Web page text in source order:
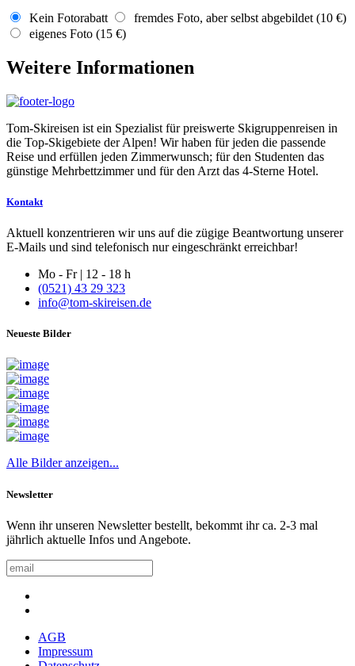
Kein Fotorabatt
fremdes Foto, aber selbst abgebildet (10 €)
eigenes Foto (15 €)
Weitere Informationen
Tom-Skireisen ist ein Spezialist für preiswerte Skigruppenreisen in
die Top-Skigebiete der Alpen! Wir haben für jeden die passende
Reise und erfüllen jeden Zimmerwunsch; für den Studenten das
günstige Mehrbettzimmer und für den Arzt das 4-Sterne Hotel.
Kontakt
Aktuell konzentrieren wir uns auf die zügige Beantwortung unserer
E-Mails und sind telefonisch nur eingeschränkt erreichbar!
Mo - Fr | 12 - 18 h
(0521) 43 29 323
info@tom-skireisen.de
Neueste Bilder
Alle Bilder anzeigen...
Newsletter
Wenn ihr unseren Newsletter bestellt, bekommt ihr ca. 2-3 mal
jährlich aktuelle Infos und Angebote.
AGB
Impressum